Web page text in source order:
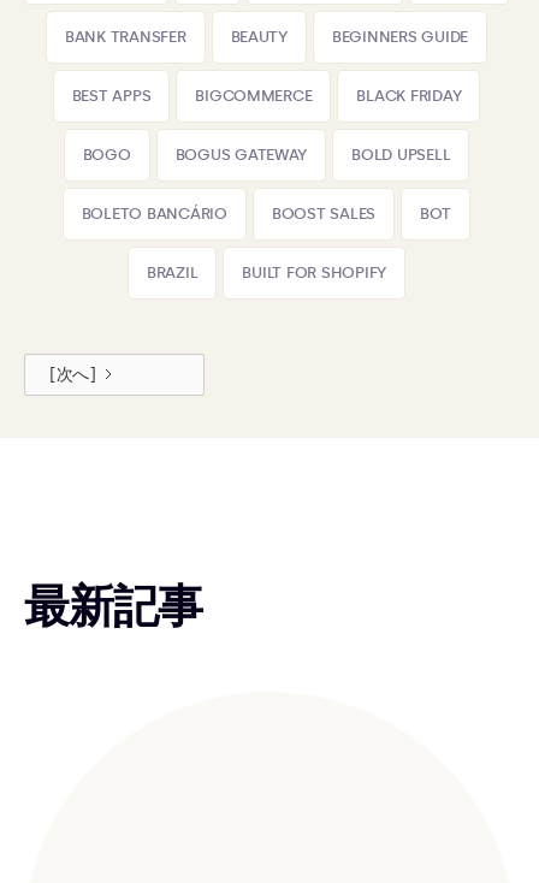
BANK TRANSFER BEAUTY BEGINNERS GUIDE
BEST APPS BIGCOMMERCE BLACK FRIDAY
BOGO BOGUS GATEWAY BOLD UPSELL
BOLETO BANCÁRIO BOOST SALES BOT
BRAZIL BUILT FOR SHOPIFY
[次へ]
最新記事